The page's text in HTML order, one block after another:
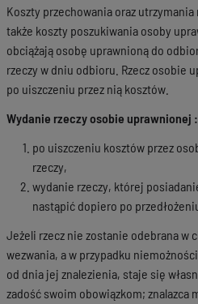
Koszty przechowania oraz
także koszty poszukiwania osoby
obciążają osobę uprawnioną do
rzeczy w dniu odbioru. Rzecz osobie
po uiszczeniu przez nią kosztów.
Wydanie rzeczy osobie uprawnionej :
po uiszczeniu kosztów przez
rzeczy,
wydanie rzeczy, której
nastąpić dopiero po
Jeżeli rzecz nie zostanie odebrana w
wezwania, a w przypadku
od dnia jej znalezienia, staje się
zadość swoim obowiązkom; znalazca